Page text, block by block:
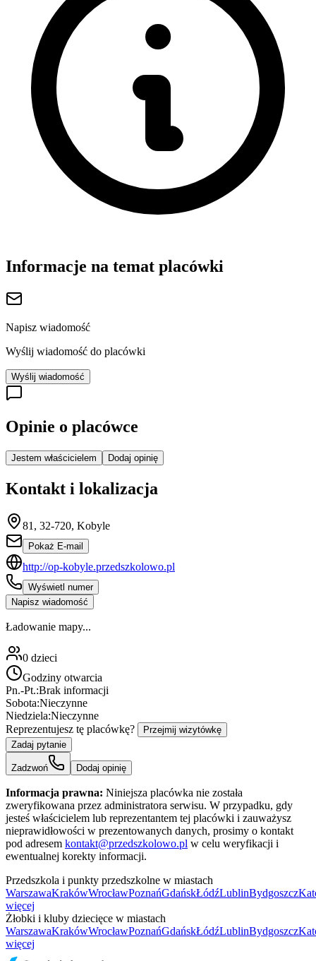
Informacje na temat placówki
Napisz wiadomość
Wyślij wiadomość do placówki
Wyślij wiadomość
Opinie o placówce
Jestem właścicielem Dodaj opinię
Kontakt i lokalizacja
81, 32-720, Kobyle
Pokaż E-mail
http://op-kobyle.przedszkolowo.pl
Wyświetl numer
Napisz wiadomość
Ładowanie mapy...
0 dzieci
Godziny otwarcia
Pn.-Pt.:Brak informacji
Sobota:Nieczynne
Niedziela:Nieczynne
Reprezentujesz tę placówkę?
Przejmij wizytówkę
Zadaj pytanie
Zadzwoń Dodaj opinię
Informacja prawna: Niniejsza placówka nie została
zweryfikowana przez administratora serwisu. W przypadku, gdy
jesteś właścicielem lub reprezentantem tej placówki i zauważysz
nieprawidłowości w prezentowanych danych, prosimy o kontakt
pod adresem kontakt@przedszkolowo.pl w celu weryfikacji i
ewentualnej korekty informacji.
Przedszkola i punkty przedszkolne w miastach
WarszawaKrakówWrocławPoznańGdańskŁódźLublinBydgoszcz
więcej
Żłobki i kluby dziecięce w miastach
WarszawaKrakówWrocławPoznańGdańskŁódźLublinBydgoszcz
więcej